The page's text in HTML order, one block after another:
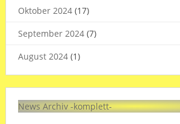
Oktober 2024(17)
September 2024(7)
August 2024(1)
News Archiv -komplett-